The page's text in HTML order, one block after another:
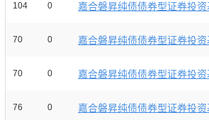
104 0 嘉合磐昇纯债债券型证券投
70 0 嘉合磐昇纯债债券型证券投
70 0 嘉合磐昇纯债债券型证券投
76 0 嘉合磐昇纯债债券型证券投